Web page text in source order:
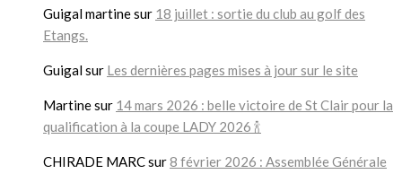
Guigal martinesur 18 juillet : sortie du club au golf des
Etangs.
Guigalsur Les dernières pages mises à jour sur le site
Martinesur 14 mars 2026 : belle victoire de St Clair pour la
qualification à la coupe LADY 2026 🍾
CHIRADE MARCsur8 février 2026 : Assemblée Générale